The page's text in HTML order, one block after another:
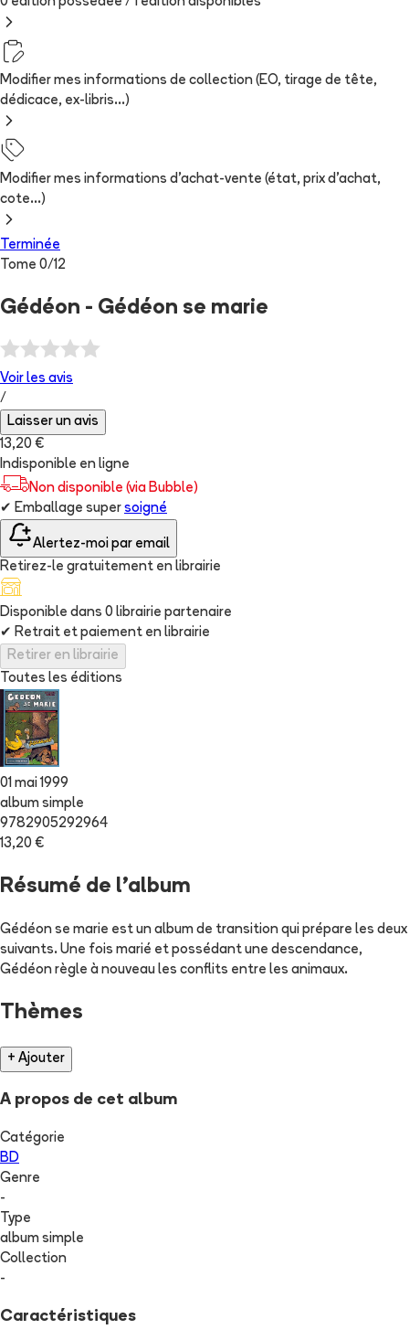
Modifier mes informations de collection (EO, tirage de tête,
dédicace, ex-libris...)
Modifier mes informations d'achat-vente (état, prix d'achat,
cote...)
Terminée
Tome 0/12
Gédéon - Gédéon se marie
Voir les avis
/
Laisser un avis
13,20 €
Indisponible en ligne
Non disponible (via Bubble)
✔ Emballage super soigné
Alertez-moi par email
Retirez-le gratuitement en librairie
Disponible dans 0 librairie partenaire
✔ Retrait et paiement en librairie
Retirer en librairie
Toutes les éditions
01 mai 1999
album simple
9782905292964
13,20 €
Résumé de l'album
Gédéon se marie est un album de transition qui prépare les deux
suivants. Une fois marié et possédant une descendance,
Gédéon règle à nouveau les conflits entre les animaux.
Thèmes
+ Ajouter
A propos de cet album
Catégorie
BD
Genre
-
Type
album simple
Collection
-
Caractéristiques